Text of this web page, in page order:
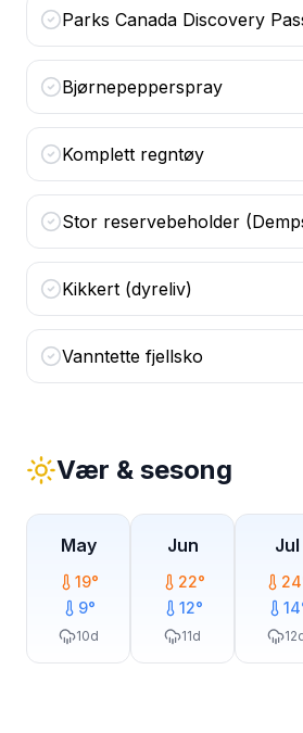
Parks Canada Discovery
Bjørnepepperspray
Komplett regntøy
Stor reservebeholder
Kikkert (dyreliv)
Vanntette fjellsko
Vær & sesong
May
19°
9°
10d
Jun
22°
12°
11d
Jul
24
14
12